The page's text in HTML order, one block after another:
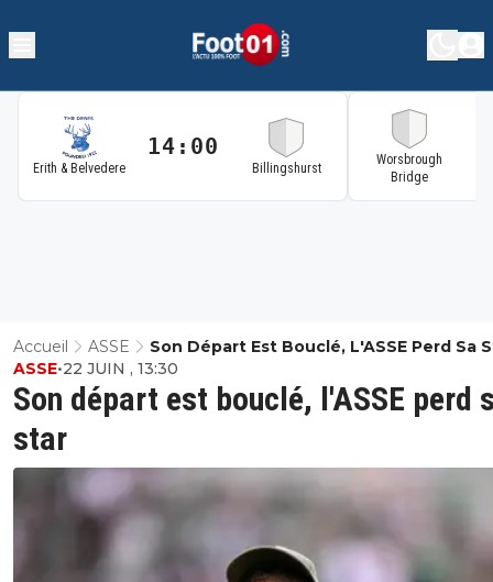
Erith & Belvedere
14:00
Billingshurst
Worsbrough
Bridge
Accueil ASSE Son Départ Est Bouclé, L'ASSE Perd Sa
Son départ est bouclé, l'ASSE perd
star
ASSE•22 JUIN , 13:30